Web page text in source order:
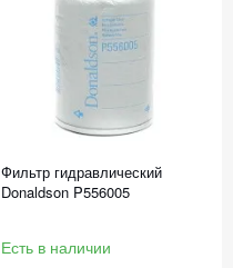
Фильтр гидравлический
Donaldson P556005
Есть в наличии